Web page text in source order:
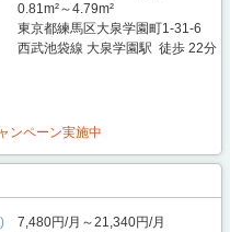
0.81m²～4.79m²
東京都練馬区大泉学園町1-31-6
西武池袋線 大泉学園駅 徒歩 22分
ンペーン実施中
7,480円/月～21,340円/月